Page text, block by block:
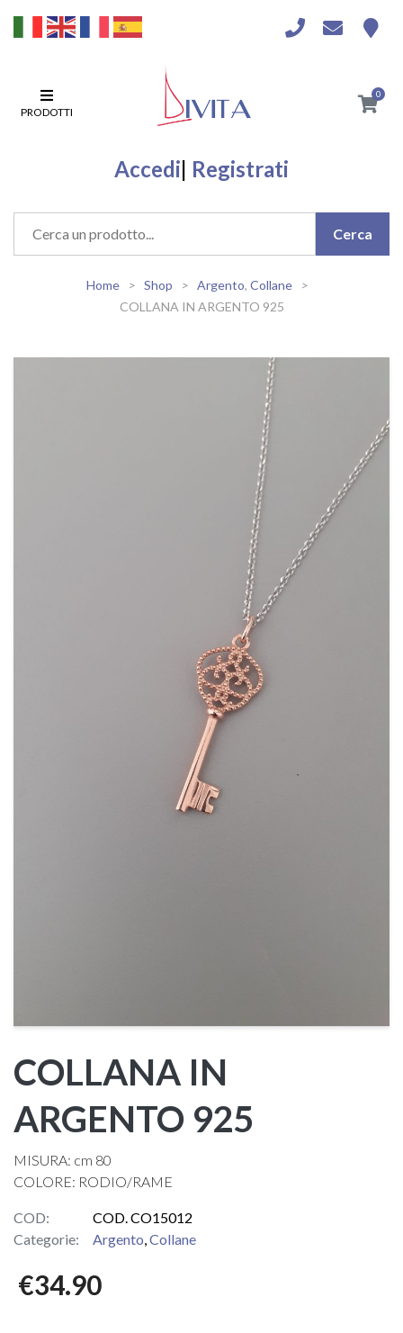
PRODOTTI
0
Accedi| Registrati
Home Shop Argento, Collane
COLLANA IN ARGENTO 925
COLLANA IN
ARGENTO 925
MISURA: cm 80
COLORE: RODIO/RAME
COD:
COD. CO15012
Categorie:
Argento,Collane
€34.90